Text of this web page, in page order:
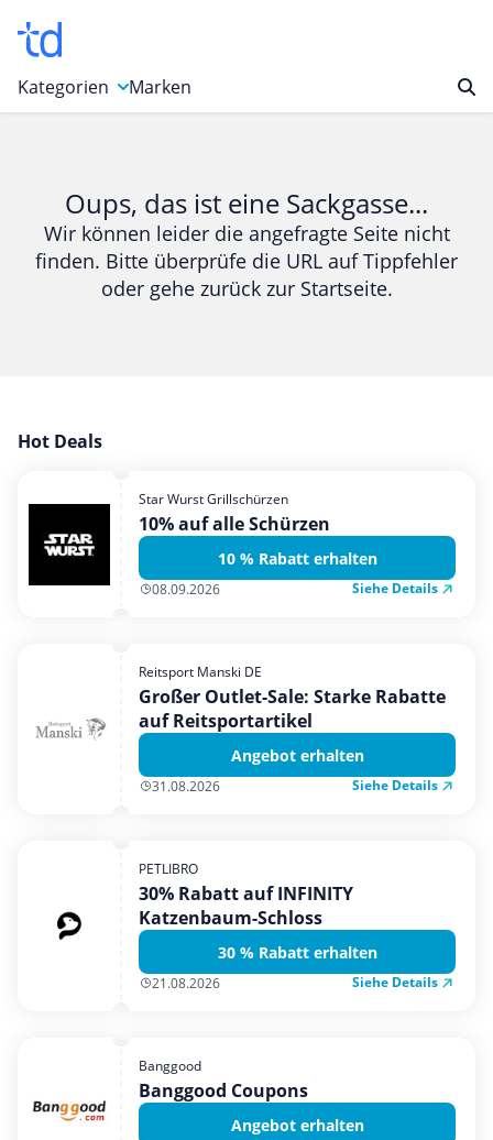
Kategorien
Bücher & Magazine
Computer & Elektronik
Entertainment & Media
Garten, Haushalt & Tiere
Mobilfunk & Internet
Mode & Accessoires
Shopping
Urlaub & Reise
Marken
Oups, das ist eine Sackgasse...
Wir können leider die angefragte Seite nicht
finden. Bitte überprüfe die URL auf Tippfehler
oder gehe zurück zur Startseite.
Hot Deals
Star Wurst Grillschürzen
10% auf alle Schürzen
10 % Rabatt erhalten
08.09.2026 Siehe Details
Reitsport Manski DE
Großer Outlet-Sale: Starke Rabatte
auf Reitsportartikel
Angebot erhalten
31.08.2026 Siehe Details
PETLIBRO
30% Rabatt auf INFINITY
Katzenbaum-Schloss
30 % Rabatt erhalten
21.08.2026 Siehe Details
Banggood
Banggood Coupons
Angebot erhalten